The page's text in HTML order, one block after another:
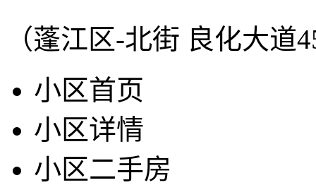
（蓬江区-北街 良化大道
小区首页
小区详情
小区二手房